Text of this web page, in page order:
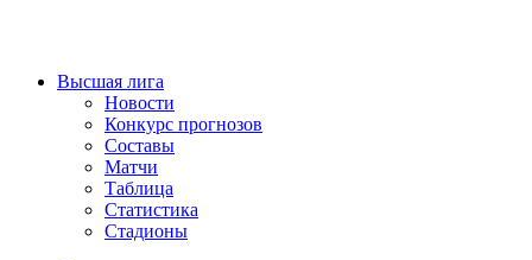
Высшая лига
Новости
Конкурс прогнозов
Составы
Матчи
Таблица
Статистика
Стадионы